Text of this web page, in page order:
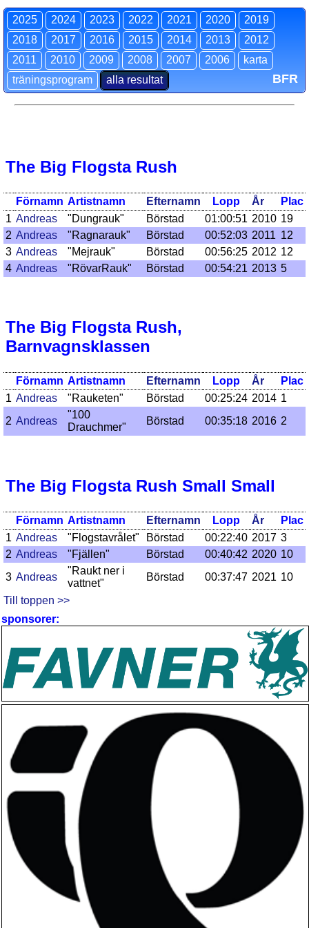
2025 2024 2023 2022 2021 2020
2019
2018
2017 2016 2015 2014 2013
2012
2011
2010 2009 2008 2007 2006
karta
träningsprogram
alla resultat BFR
The Big Flogsta Rush
Förnamn Artistnamn Efternamn Lopp År
Plac
1 Andreas "Dungrauk" Börstad 01:00:51 2010 19
2 Andreas "Ragnarauk" Börstad 00:52:03 2011 12
3 Andreas "Mejrauk" Börstad 00:56:25 2012 12
4 Andreas "RövarRauk" Börstad 00:54:21 2013 5
The Big Flogsta Rush,
Barnvagnsklassen
Förnamn Artistnamn Efternamn Lopp År
Plac
1 Andreas "Rauketen" Börstad 00:25:24 2014 1
2 Andreas
"100
Drauchmer"
Börstad 00:35:18 2016 2
The Big Flogsta Rush Small Small
Förnamn Artistnamn Efternamn Lopp År
Plac
1 Andreas "Flogstavrålet" Börstad 00:22:40 2017 3
2 Andreas "Fjällen" Börstad 00:40:42 2020 10
3 Andreas
"Raukt ner i
vattnet"
Börstad 00:37:47 2021 10
Till toppen >>
sponsorer: